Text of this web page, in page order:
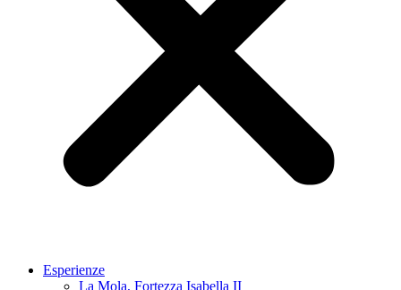
Esperienze
La Mola, Fortezza Isabella II